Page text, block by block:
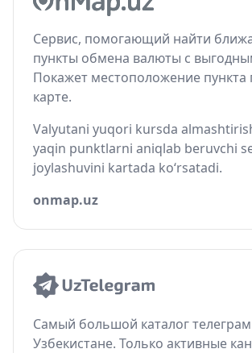
Сервис, помогающий найти
пункты обмена валюты с
Покажет местоположение пункта
карте.
Valyutani yuqori kursda
yaqin punktlarni aniqlab beruvchi
joylashuvini kartada ko‘rsatadi.
onmap.uz
Самый большой каталог
Узбекистане. Только активные